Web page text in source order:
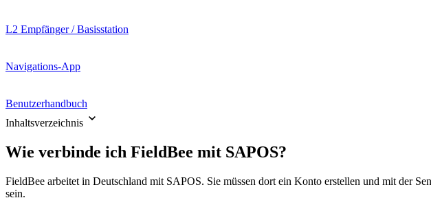
L2 Empfänger / Basisstation
Navigations-App
Benutzerhandbuch
Inhaltsverzeichnis
Wie verbinde ich FieldBee mit SAPOS?
FieldBee arbeitet in Deutschland mit SAPOS. Sie müssen dort ein Konto erstellen und mit der
sein.